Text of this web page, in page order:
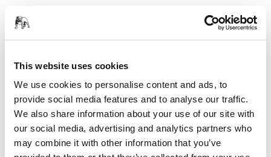
This website uses cookies
We use cookies to personalise content and ads, to
provide social media features and to analyse our traffic.
We also share information about your use of our site with
our social media, advertising and analytics partners who
may combine it with other information that you’ve
Kusů v balení
× 1 kus
2351100140
Informace o produktu